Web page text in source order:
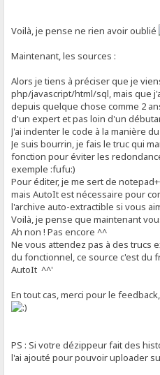
Voilà, je pense ne rien avoir oublié
Maintenant, les sources :
Alors je tiens à préciser que je
php/javascript/html/sql, mais que
depuis quelque chose comme 2
d'un expert et pas loin d'un
J'ai indenter le code à la manière
Je suis bourrin, je fais le truc qui
fonction pour éviter les
exemple :fufu:)
Pour éditer, je me sert de
mais AutoIt est nécessaire pour
l'archive auto-extractible si vous
Voilà, je pense que maintenant
Ah non ! Pas encore ^^
Ne vous attendez pas à des trucs
du fonctionnel, ce source c'est du
AutoIt ^^'
En tout cas, merci pour le
PS : Si votre dézippeur fait des
l'ai ajouté pour pouvoir uploader